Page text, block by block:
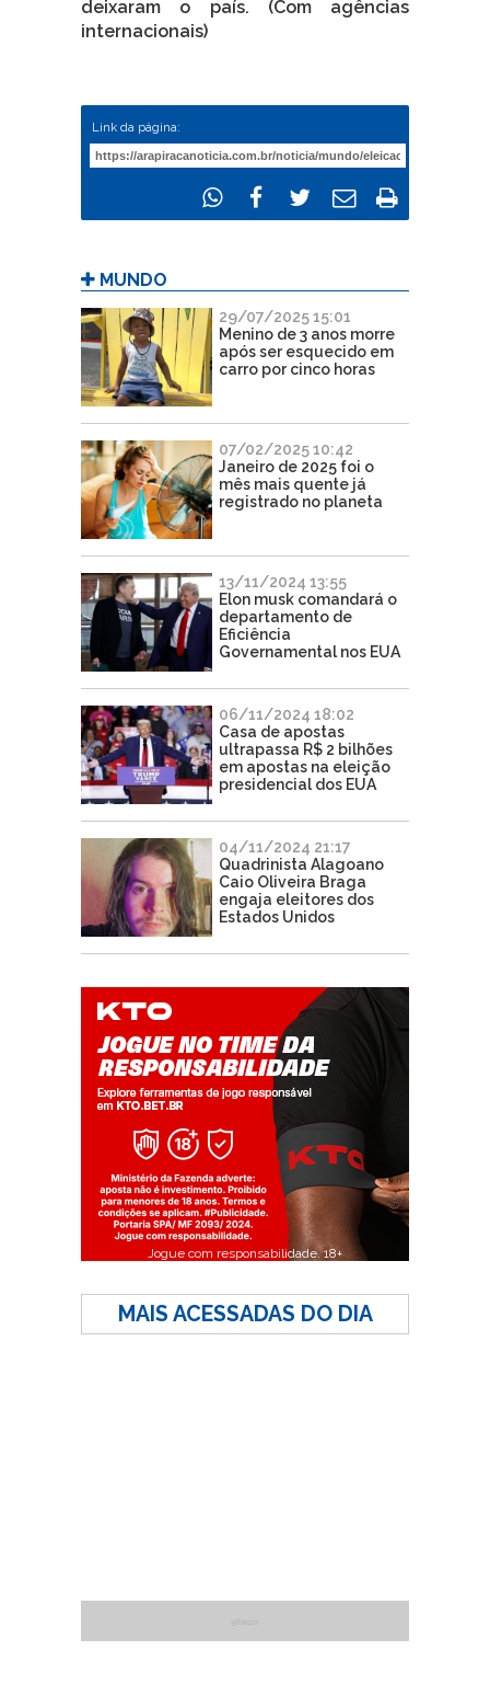
deixaram o país. (Com agências
internacionais)
Link da página:
MUNDO
29/07/2025 15:01
Menino de 3 anos morre
após ser esquecido em
carro por cinco horas
07/02/2025 10:42
Janeiro de 2025 foi o
mês mais quente já
registrado no planeta
13/11/2024 13:55
Elon musk comandará o
departamento de
Eficiência
Governamental nos EUA
06/11/2024 18:02
Casa de apostas
ultrapassa R$ 2 bilhões
em apostas na eleição
presidencial dos EUA
04/11/2024 21:17
Quadrinista Alagoano
Caio Oliveira Braga
engaja eleitores dos
Estados Unidos
Jogue com responsabilidade. 18+
MAIS ACESSADAS DO DIA